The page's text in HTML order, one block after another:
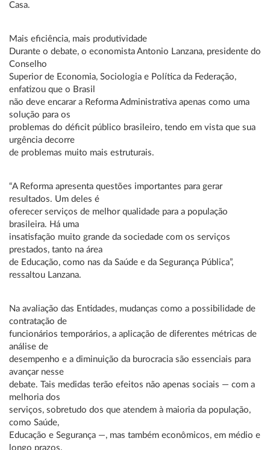
Casa.
Mais eficiência, mais produtividade
Durante o debate, o economista Antonio Lanzana, presidente do
Conselho
Superior de Economia, Sociologia e Política da Federação,
enfatizou que o Brasil
não deve encarar a Reforma Administrativa apenas como uma
solução para os
problemas do déficit público brasileiro, tendo em vista que sua
urgência decorre
de problemas muito mais estruturais.
“A Reforma apresenta questões importantes para gerar
resultados. Um deles é
oferecer serviços de melhor qualidade para a população
brasileira. Há uma
insatisfação muito grande da sociedade com os serviços
prestados, tanto na área
de Educação, como nas da Saúde e da Segurança Pública”,
ressaltou Lanzana.
Na avaliação das Entidades, mudanças como a possibilidade de
contratação de
funcionários temporários, a aplicação de diferentes métricas de
análise de
desempenho e a diminuição da burocracia são essenciais para
avançar nesse
debate. Tais medidas terão efeitos não apenas sociais — com a
melhoria dos
serviços, sobretudo dos que atendem à maioria da população,
como Saúde,
Educação e Segurança —, mas também econômicos, em médio e
longo prazos.